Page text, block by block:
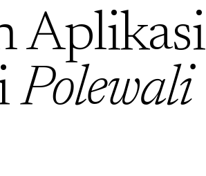
Aplikasi
Polewali